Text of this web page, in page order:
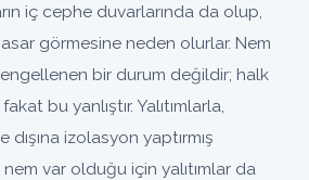
iç cephe duvarlarında da olup,
görmesine neden olurlar. Nem
bir durum değildir; halk
bu yanlıştır. Yalıtımlarla,
dışına izolasyon yaptırmış
var olduğu için yalıtımlar da